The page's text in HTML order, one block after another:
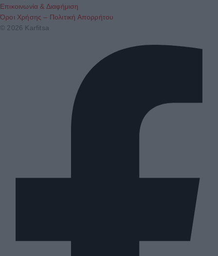
Επικοινωνία & Διαφήμιση
Όροι Χρήσης – Πολιτική Απορρήτου
© 2026 Karfitsa